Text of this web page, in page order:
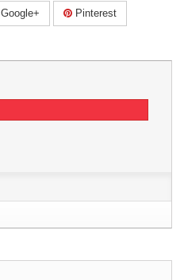
Google+ Pinterest